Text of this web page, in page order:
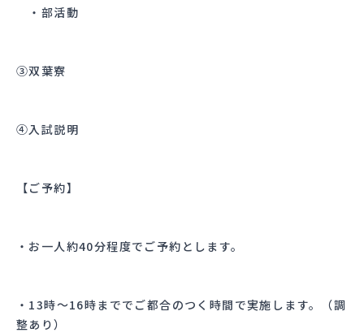
・部活動
③双葉寮
④入試説明
【ご予約】
・お一人約40分程度でご予約とします。
・13時〜16時まででご都合のつく時間で実施します。（調
整あり）